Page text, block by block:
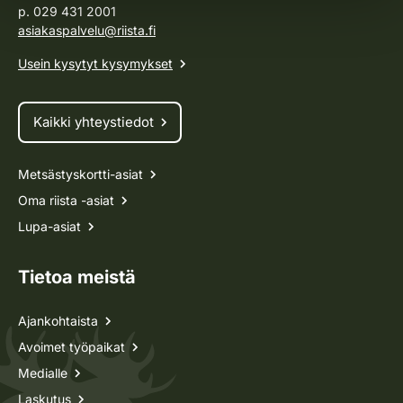
p. 029 431 2001
asiakaspalvelu@riista.fi
Usein kysytyt kysymykset
Kaikki yhteystiedot
Metsästyskortti-asiat
Oma riista -asiat
Lupa-asiat
Tietoa meistä
Ajankohtaista
Avoimet työpaikat
Medialle
Laskutus